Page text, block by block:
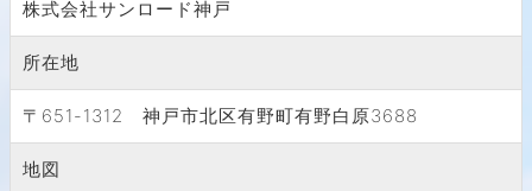
株式会社サンロード神戸
所在地
〒651-1312 神戸市北区有野町有野白原3688
地図